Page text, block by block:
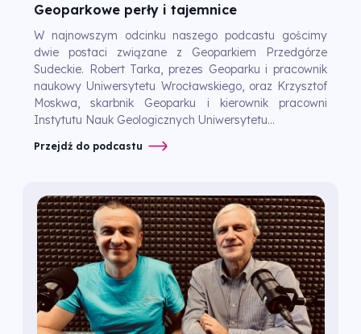
Geoparkowe perły i tajemnice
W najnowszym odcinku naszego podcastu gościmy
dwie postaci związane z Geoparkiem Przedgórze
Sudeckie. Robert Tarka, prezes Geoparku i pracownik
naukowy Uniwersytetu Wrocławskiego, oraz Krzysztof
Moskwa, skarbnik Geoparku i kierownik pracowni
Instytutu Nauk Geologicznych Uniwersytetu...
Przejdź do podcastu